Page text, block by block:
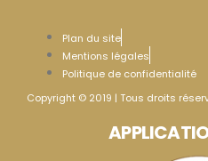
Plan du site
Mentions légales
Politique de confidentialité
Copyright © 2019 | Tous droits